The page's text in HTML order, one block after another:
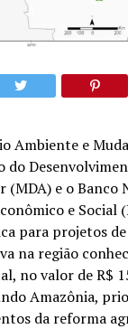
Ambiente e
do
e o Banco
e Social
para projetos
na região
no valor de R$
Amazônia,
da reforma